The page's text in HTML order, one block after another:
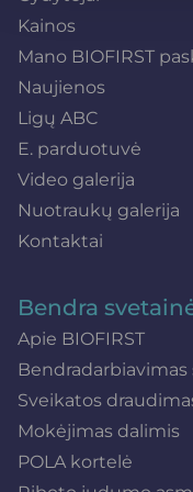
Kainos
Mano BIOFIRST
Naujienos
Ligų ABC
E. parduotuvė
Video galerija
Nuotraukų galerija
Kontaktai
Bendra
Apie BIOFIRST
Bendradarbiavimas
Sveikatos
Mokėjimas dalimis
POLA kortelė